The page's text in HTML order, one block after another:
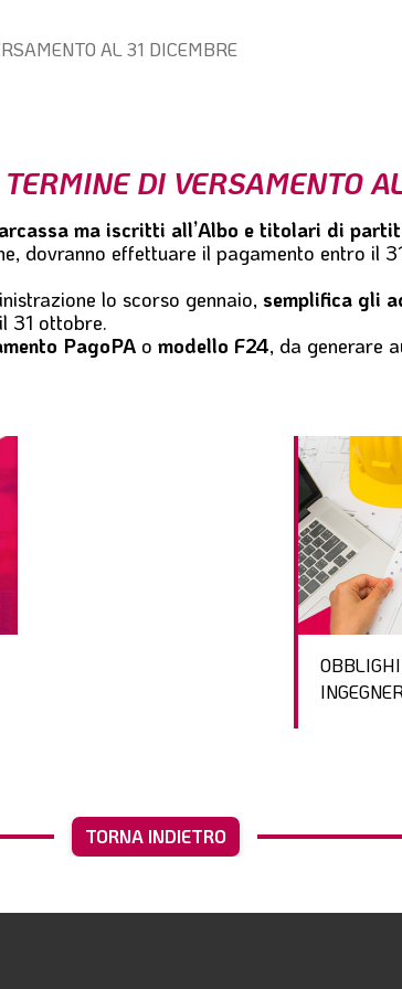
AL 31 DICEMBRE
DI VERSAMENTO
ma iscritti all’Albo e titolari di
dovranno effettuare il pagamento entro il
lo scorso gennaio, semplifica gli
31 ottobre.
PagoPA o modello F24, da generare
TORNA INDIETRO